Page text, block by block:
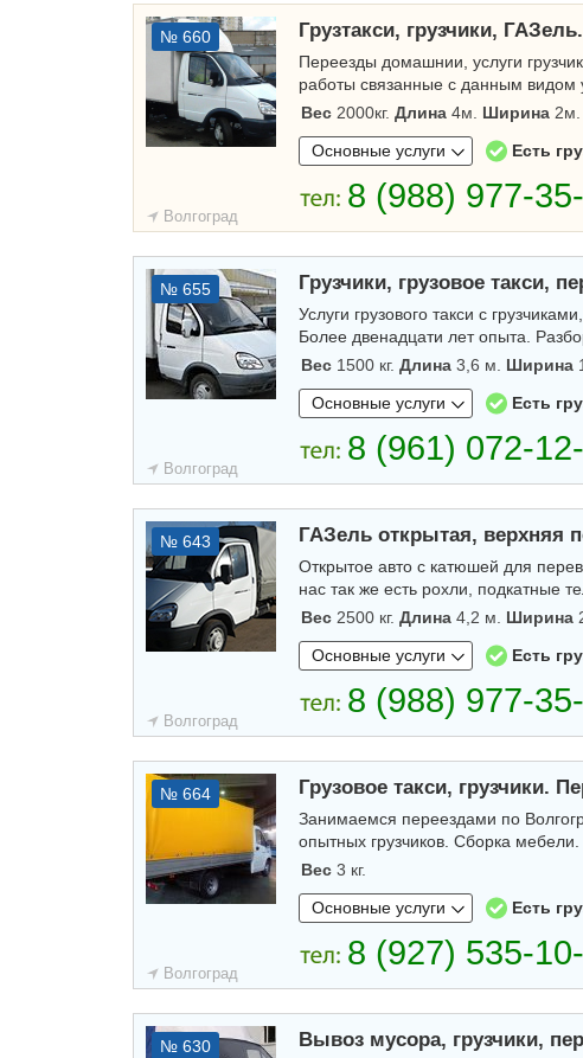
Волгоград
№ 660 Грузтакси, грузчики,
Переезды домашнии, услуги
работы связанные с данным видом
Вес 2000кг. Длина 4м. Ширина 2м.
Основные услуги
Есть
Волгоград
№ 655 Грузчики, грузовое такси,
Услуги грузового такси с
Более двенадцати лет опыта.
Вес 1500 кг. Длина 3,6 м. Ширина
Основные услуги
Есть
Волгоград
№ 643 ГАЗель открытая, верхняя
Открытое авто с катюшей для
нас так же есть рохли, подкатные
Вес 2500 кг. Длина 4,2 м. Ширина
Основные услуги
Есть
Волгоград
№ 664 Грузовое такси, грузчики.
Занимаемся переездами по
опытных грузчиков. Сборка мебели.
Вес 3 кг.
Основные услуги
Есть
№ 630 Вывоз мусора, грузчики,